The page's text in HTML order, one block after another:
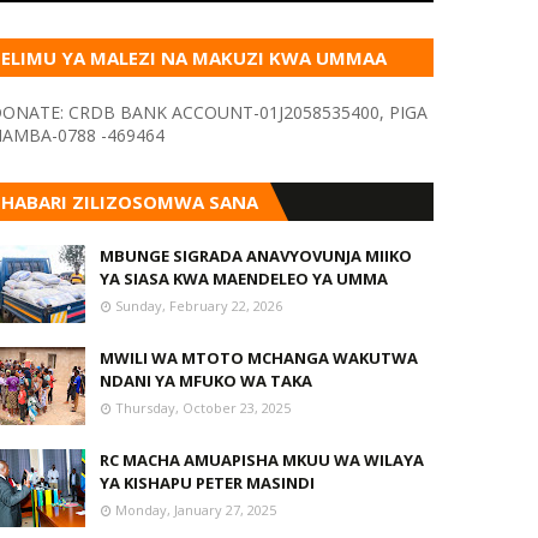
ELIMU YA MALEZI NA MAKUZI KWA UMMAA
CRDB BANK ACCOUNT-01J2058535400, PIGA
0788 -469464
HABARI ZILIZOSOMWA SANA
MBUNGE SIGRADA ANAVYOVUNJA MIIKO
YA SIASA KWA MAENDELEO YA UMMA
Sunday, February 22, 2026
MWILI WA MTOTO MCHANGA WAKUTWA
NDANI YA MFUKO WA TAKA
Thursday, October 23, 2025
RC MACHA AMUAPISHA MKUU WA WILAYA
YA KISHAPU PETER MASINDI
Monday, January 27, 2025